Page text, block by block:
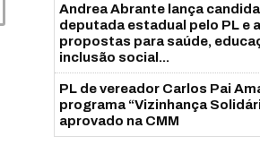
Andrea Abrante lança
deputada estadual pelo PL e
propostas para saúde,
inclusão social...
PL de vereador Carlos Pai
programa “Vizinhança
aprovado na CMM